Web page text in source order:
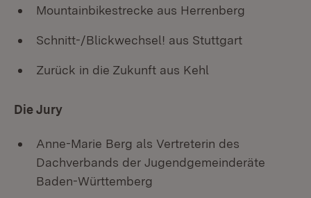
Mountainbikestrecke aus Herrenberg
Schnitt-/Blickwechsel! aus Stuttgart
Zurück in die Zukunft aus Kehl
Die Jury
Anne-Marie Berg als Vertreterin des
Dachverbands der Jugendgemeinderäte
Baden-Württemberg